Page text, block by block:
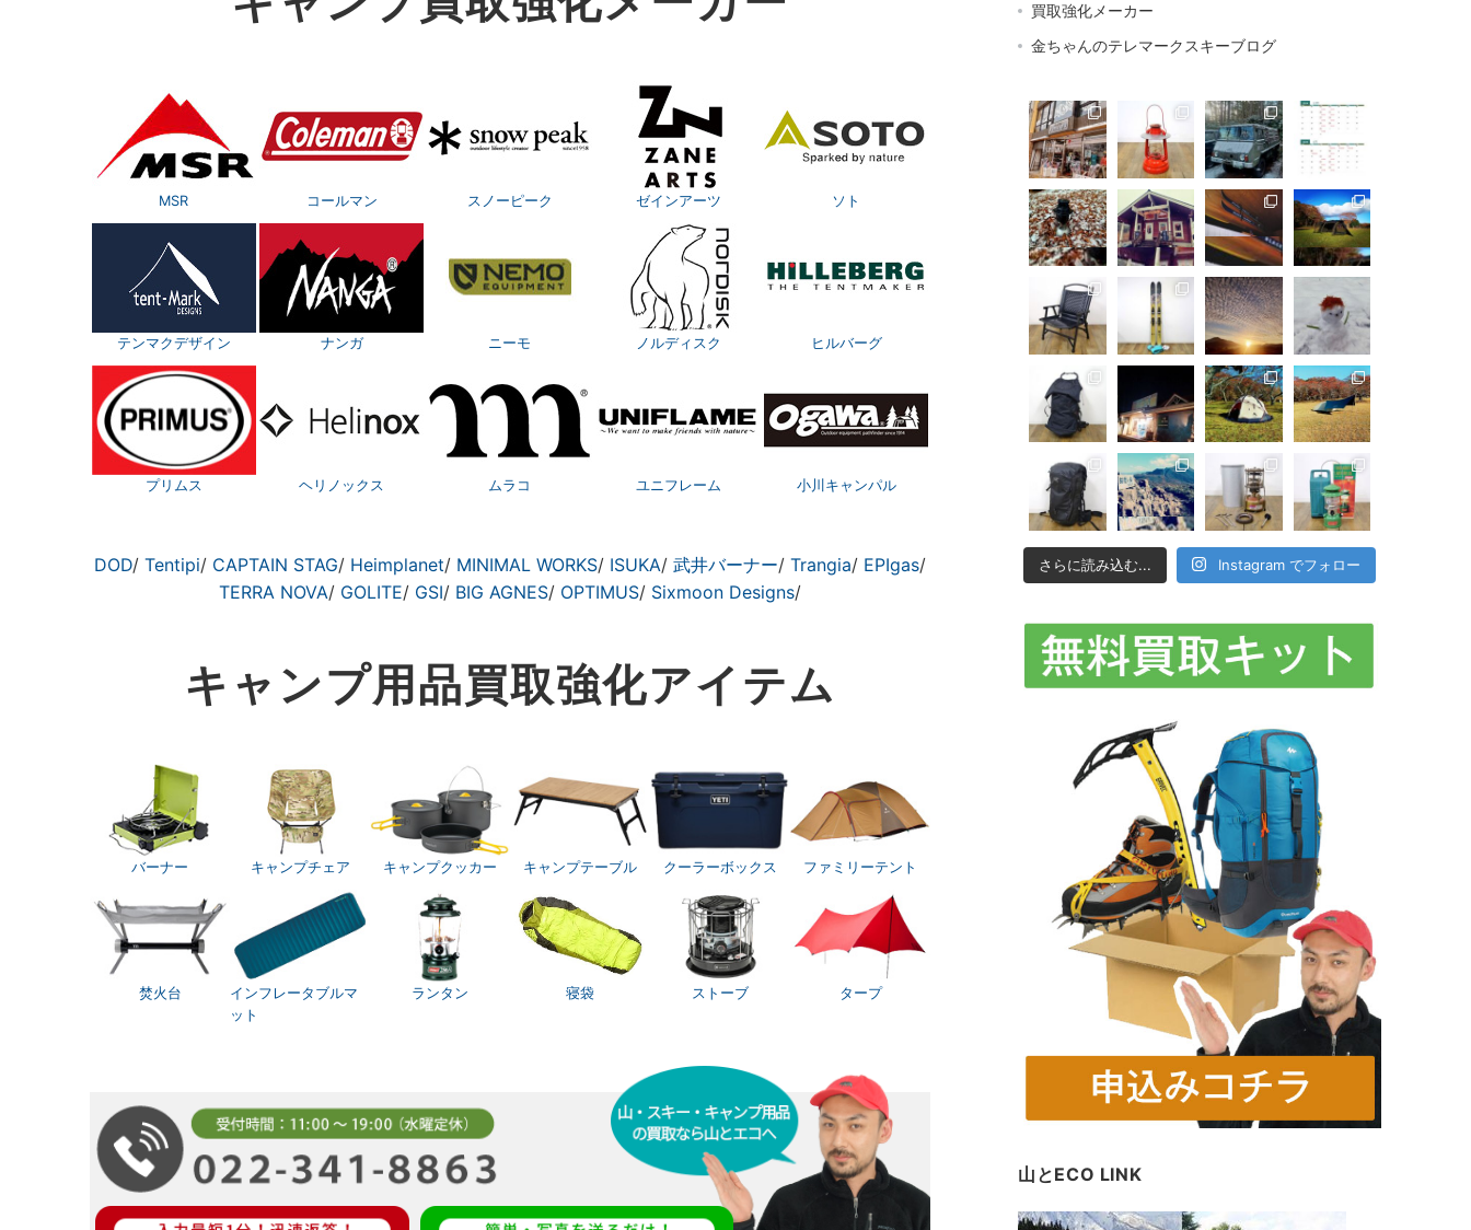
MSR コールマン スノーピーク ゼインアーツ ソト
テンマクデザイン ナンガ ニーモ ノルディスク ヒルバーグ
プリムス ヘリノックス ムラコ ユニフレーム 小川キャンパル
DOD/ Tentipi/ CAPTAIN STAG/ Heimplanet/ MINIMAL WORKS/ ISUKA/ 武井バーナー/ Trangia/ EPIgas/
TERRA NOVA/ GOLITE/ GSI/ BIG AGNES/ OPTIMUS/ Sixmoon Designs/
キャンプ用品買取強化アイテム
バーナー キャンプチェア キャンプクッカー キャンプテーブル クーラーボックス ファミリーテント
焚火台
インフレータブルマ
ット
ランタン 寝袋 ストーブ タープ
買取強化メーカー
金ちゃんのテレマークスキーブログ
さらに読み込む... Instagram でフォロー
山とECO LINK